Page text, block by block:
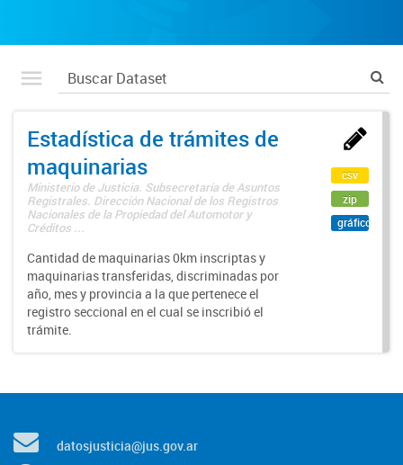
Estadística de trámites de
maquinarias
Ministerio de Justicia. Subsecretaría de Asuntos
Registrales. Dirección Nacional de los Registros
Nacionales de la Propiedad del Automotor y
Créditos ...
Cantidad de maquinarias 0km inscriptas y
maquinarias transferidas, discriminadas por
año, mes y provincia a la que pertenece el
registro seccional en el cual se inscribió el
trámite.
csv
zip
gráfico
datosjusticia@jus.gov.ar